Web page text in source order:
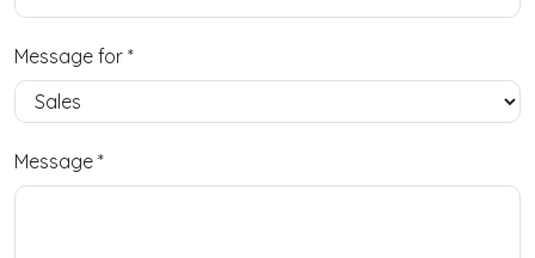
Message for *
Message *